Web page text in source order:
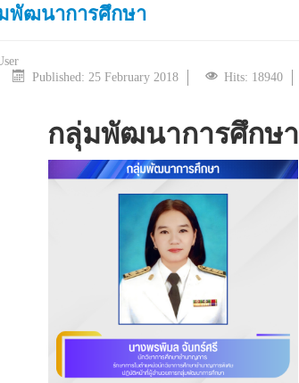
พัฒนาการศึกษา
Published: 25 February 2018 Hits: 18940
กลุ่มพัฒนาการศึกษา